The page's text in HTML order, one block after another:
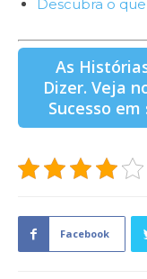
Descubra o
As
Dizer. Veja
Sucesso em
Facebook